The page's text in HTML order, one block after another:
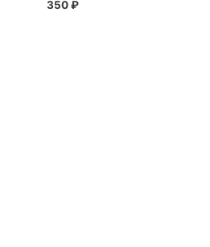
350₽